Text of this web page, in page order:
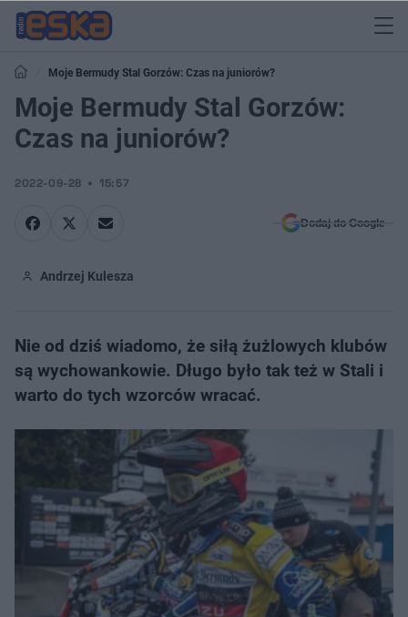
Moje Bermudy Stal Gorzów: Czas na juniorów?
Moje Bermudy Stal Gorzów:
Czas na juniorów?
2022-09-28 15:57
Dodaj do Google
Andrzej Kulesza
Nie od dziś wiadomo, że siłą żużlowych klubów
są wychowankowie. Długo było tak też w Stali i
warto do tych wzorców wracać.